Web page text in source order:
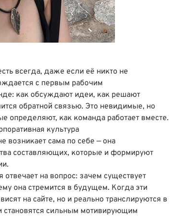
всегда, даже если её никто не
с первым рабочим
как обсуждают идеи, как решают
обратной связью. Это невидимые, но
определяют, как команда работает вместе.
культура
возникает сама по себе — она
составляющих, которые и формируют
отвечает на вопрос: зачем существует
она стремится в будущем. Когда эти
на сайте, но и реально транслируются в
становятся сильным мотивирующим